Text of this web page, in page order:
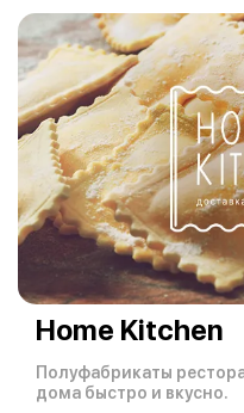
Home Kitchen
Полуфабрикаты
дома быстро и вкусно.